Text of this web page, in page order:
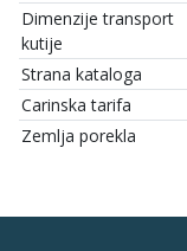
Dimenzije transport
kutije
Strana kataloga
Carinska tarifa
Zemlja porekla